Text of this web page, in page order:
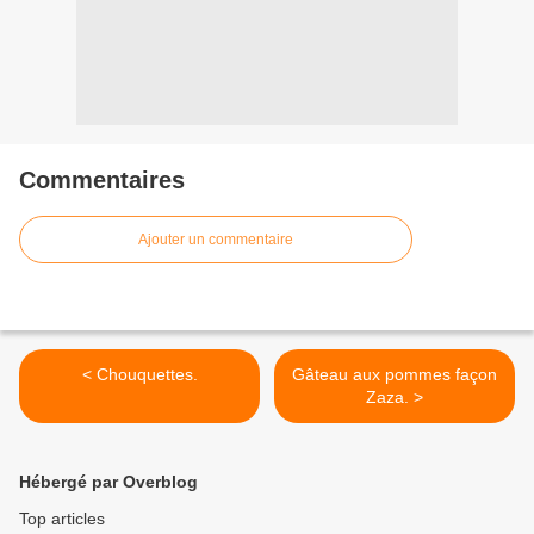
Commentaires
Ajouter un commentaire
< Chouquettes.
Gâteau aux pommes façon
Zaza. >
Hébergé par Overblog
Top articles